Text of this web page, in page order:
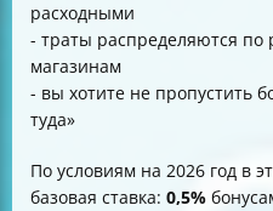
расходными
- траты распределяются по
магазинам
- вы хотите не пропустить
туда»
По условиям на 2026 год в
базовая ставка: 0,5%